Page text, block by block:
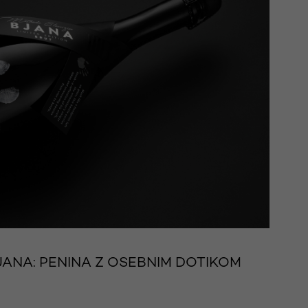
PENINA Z OSEBNIM DOTIKOM